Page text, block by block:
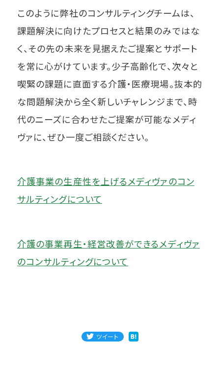
このように弊社のコンサルティングチームは、
課題解決に向けたプロセスと結果のみではな
く、その先の未来を見据えたご提案とサポート
を常に心がけています。少子高齢化で、次々と
喫緊の課題に直面する介護・医療現場。抜本的
な問題解決から全く新しいチャレンジまで、時
代のニーズに合わせたご提案が可能なメディ
ヴァに、ぜひ一度ご相談ください。
介護事業の生産性を上げるメディヴァのコン
サルティングについて
介護の事業再生・経営改善ができるメディヴァ
のコンサルティングについて
ツイート